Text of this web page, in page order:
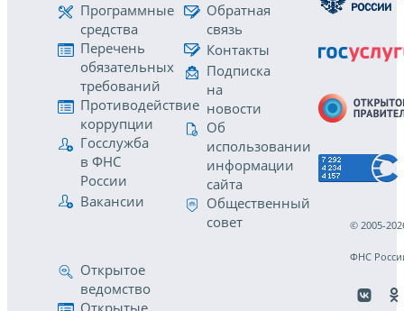
Программные
средства
Перечень
обязательных
требований
Противодействие
коррупции
Госслужба
в ФНС
России
Вакансии
Обратная
связь
Контакты
Подписка
на
новости
Об
использовании
информации
сайта
Общественный
совет
Открытое
ведомство
Открытые
© 2005-
ФНС